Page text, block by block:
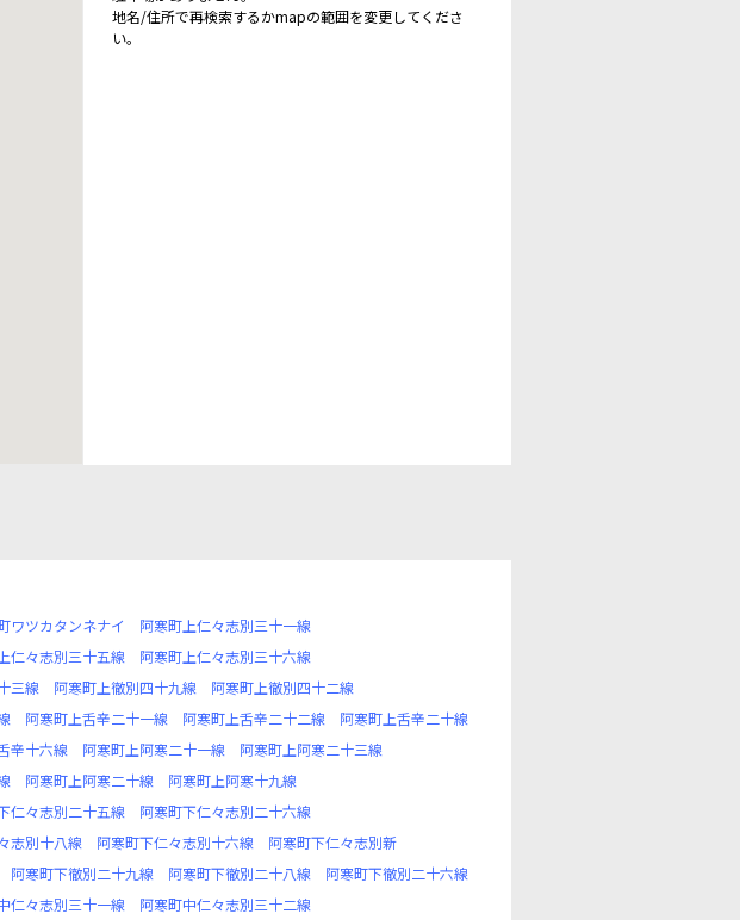
地名/住所で再検索するかmapの範囲を変更してくださ
い。
ワツカタンネナイ
阿寒町上仁々志別三十一線
仁々志別三十五線
阿寒町上仁々志別三十六線
三線 阿寒町上徹別四十九線
阿寒町上徹別四十二線
阿寒町上舌辛二十一線 阿寒町上舌辛二十二線
阿寒町上舌辛二十線
辛十六線 阿寒町上阿寒二十一線
阿寒町上阿寒二十三線
阿寒町上阿寒二十線
阿寒町上阿寒十九線
仁々志別二十五線
阿寒町下仁々志別二十六線
志別十八線 阿寒町下仁々志別十六線
阿寒町下仁々志別新
阿寒町下徹別二十九線 阿寒町下徹別二十八線
阿寒町下徹別二十六線
仁々志別三十一線
阿寒町中仁々志別三十二線